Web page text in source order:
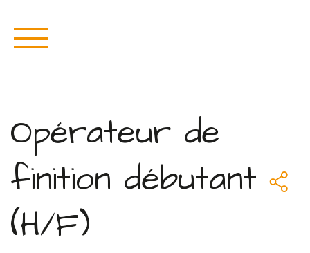
Opérateur de
finition débutant
(H/F)